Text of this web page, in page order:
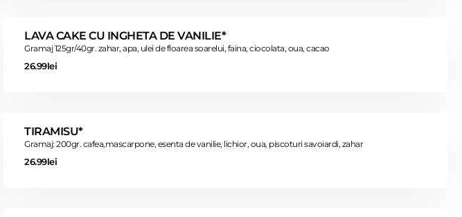
LAVA CAKE CU INGHETA DE VANILIE*
Gramaj 125gr/40gr. zahar, apa, ulei de floarea soarelui, faina, ciocolata, oua, cacao
26.99lei
TIRAMISU*
Gramaj: 200gr. cafea,mascarpone, esenta de vanilie, lichior, oua, piscoturi savoiardi, zahar
26.99lei